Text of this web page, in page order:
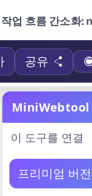
작업 흐름 간소화
공유
MiniWebtool
이 도구를 연결
프리미엄 버